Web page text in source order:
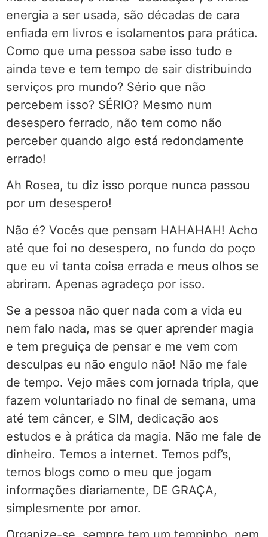
energia a ser usada, são décadas de cara
enfiada em livros e isolamentos para prática.
Como que uma pessoa sabe isso tudo e
ainda teve e tem tempo de sair distribuindo
serviços pro mundo? Sério que não
percebem isso? SÉRIO? Mesmo num
desespero ferrado, não tem como não
perceber quando algo está redondamente
errado!
Ah Rosea, tu diz isso porque nunca passou
por um desespero!
Não é? Vocês que pensam HAHAHAH! Acho
até que foi no desespero, no fundo do poço
que eu vi tanta coisa errada e meus olhos se
abriram. Apenas agradeço por isso.
Se a pessoa não quer nada com a vida eu
nem falo nada, mas se quer aprender magia
e tem preguiça de pensar e me vem com
desculpas eu não engulo não! Não me fale
de tempo. Vejo mães com jornada tripla, que
fazem voluntariado no final de semana, uma
até tem câncer, e SIM, dedicação aos
estudos e à prática da magia. Não me fale de
dinheiro. Temos a internet. Temos pdf’s,
temos blogs como o meu que jogam
informações diariamente, DE GRAÇA,
simplesmente por amor.